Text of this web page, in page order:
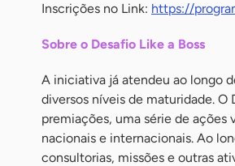
Inscrições no Link: https://
Sobre o Desafio Like a Boss
A iniciativa já atendeu ao longo
diversos níveis de maturidade.
premiações, uma série de
nacionais e internacionais. Ao
consultorias, missões e outras